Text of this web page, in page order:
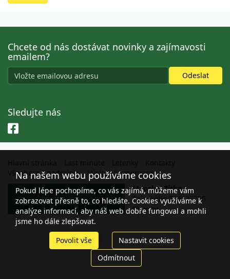
Chcete od nás dostávat novinky a zajímavosti
emailem?
Sledujte nás
Všeobecné podmínky
Výsledek rezervace
Miloslav Zítka
Palackého 716, 35735
Chodov
Na našem webu používáme cookies
Pokud lépe pochopíme, co vás zajímá, můžeme vám
zobrazovat přesně to, co hledáte. Cookies využíváme k
analýze informací, aby náš web dobře fungoval a mohli
jsme ho dále zlepšovat.
Povolit vše
Nastavit cookies
Odmítnout